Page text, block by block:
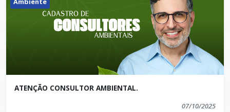
ATENÇÃO CONSULTOR AMBIENTAL.
07/10/2025